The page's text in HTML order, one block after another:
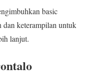
basic
dan keterampilan untuk
lanjut.